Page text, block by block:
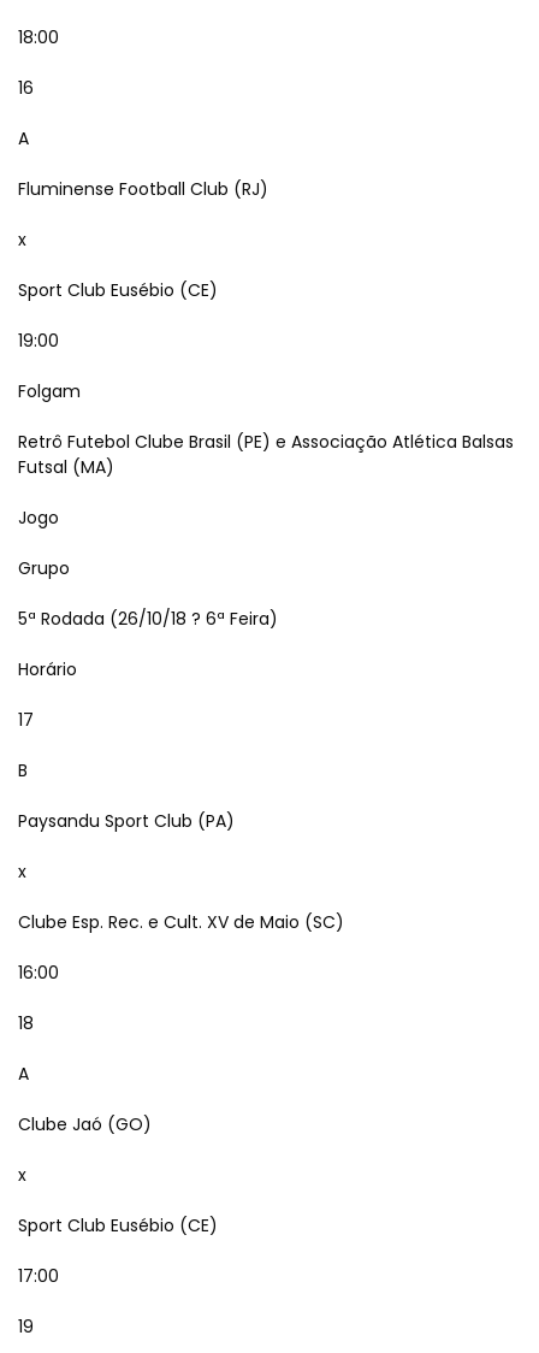
18:00
16
A
Fluminense Football Club (RJ)
x
Sport Club Eusébio (CE)
19:00
Folgam
Retrô Futebol Clube Brasil (PE) e Associação Atlética Balsas
Futsal (MA)
Jogo
Grupo
5ª Rodada (26/10/18 ? 6ª Feira)
Horário
17
B
Paysandu Sport Club (PA)
x
Clube Esp. Rec. e Cult. XV de Maio (SC)
16:00
18
A
Clube Jaó (GO)
x
Sport Club Eusébio (CE)
17:00
19